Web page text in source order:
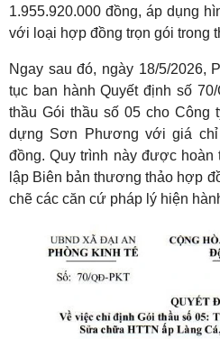
1.955.920.000 đồng, áp dụng
với loại hợp đồng trọn gói trong
Ngay sau đó, ngày 18/5/2026,
tục ban hành Quyết định số
thầu Gói thầu số 05 cho Công
dựng Sơn Phương với giá chỉ
đồng. Quy trình này được hoàn
lập Biên bản thương thảo hợp
chẽ các căn cứ pháp lý hiện